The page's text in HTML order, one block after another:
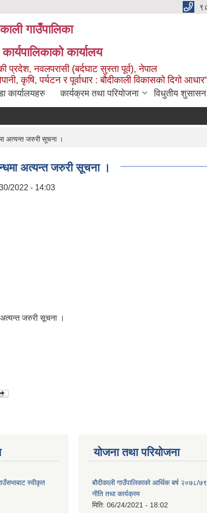
गाउँपालिका
कार्यालय
प्रदेश, नवलपरासी (बर्दघाट सुस्ता पूर्व), नेपाल
कृषि, पर्यटन र पूर्वाधार : बौदीकाली विकासको दिगो आधार"
कार्यालयहरु कार्यक्रम तथा परियोजना विधुतीय
अत्यन्त जरुरी सूचना ।
अत्यन्त जरुरी सूचना ।
2022 - 14:03
अत्यन्त जरुरी सूचना ।
स्वीकृत
योजना तथा परियोजना
बौदीकाली गाउँपालिकाको आर्थिक बर्ष २०७८/
नीति तथा कार्यक्रम
मिति: 06/24/2021 - 18:02